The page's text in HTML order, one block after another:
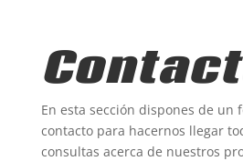
En esta sección dispones de un
contacto para hacernos llegar
consultas acerca de nuestros